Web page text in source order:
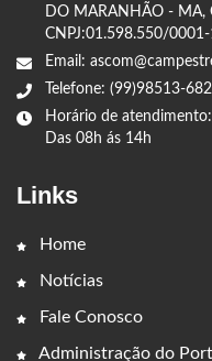
DO MARANHÃO - MA,
CNPJ:01.598.550/0001-
Email:
Telefone: (99)98513-682
Horário de atendimento:
Das 08h ás 14h
Links
Home
Notícias
Fale Conosco
Administração do